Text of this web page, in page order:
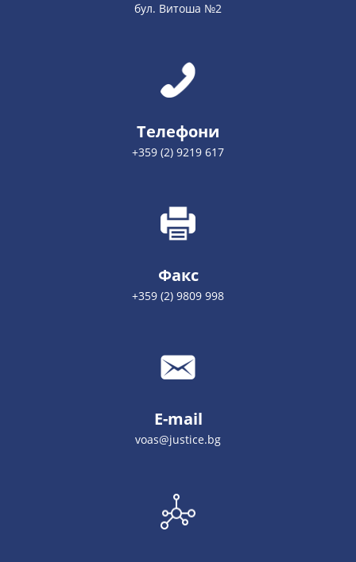
бул. Витоша №2
Телефони
+359 (2) 9219 617
Факс
+359 (2) 9809 998
E-mail
voas@justice.bg